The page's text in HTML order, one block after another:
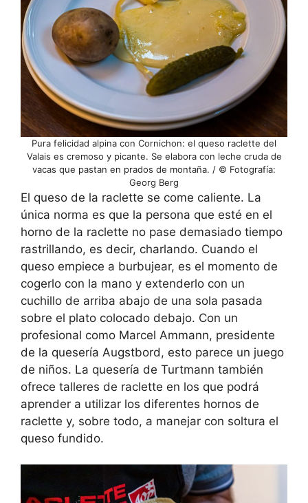
Pura felicidad alpina con Cornichon: el queso raclette del
Valais es cremoso y picante. Se elabora con leche cruda de
vacas que pastan en prados de montaña. / © Fotografía:
Georg Berg
El queso de la raclette se come caliente. La
única norma es que la persona que esté en el
horno de la raclette no pase demasiado tiempo
rastrillando, es decir, charlando. Cuando el
queso empiece a burbujear, es el momento de
cogerlo con la mano y extenderlo con un
cuchillo de arriba abajo de una sola pasada
sobre el plato colocado debajo. Con un
profesional como Marcel Ammann, presidente
de la quesería Augstbord, esto parece un juego
de niños. La quesería de Turtmann también
ofrece talleres de raclette en los que podrá
aprender a utilizar los diferentes hornos de
raclette y, sobre todo, a manejar con soltura el
queso fundido.